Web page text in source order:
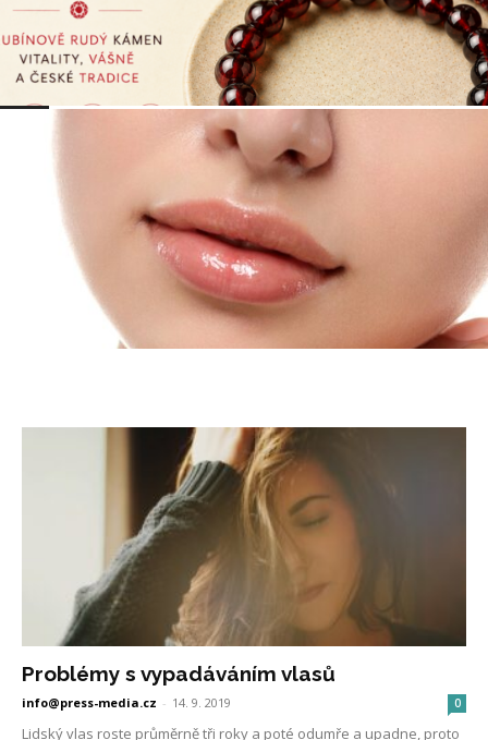
Náramek z granátu: rubínově rudý kámen
vitality, vášně a české tradice
info@press-media.cz - 19. 5. 2026
kterými mohou pomoci metody pro
4. 10. 2021
Problémy s vypadáváním vlasů
info@press-media.cz - 14. 9. 2019 0
Lidský vlas roste průměrně tři roky a poté odumře a upadne, proto